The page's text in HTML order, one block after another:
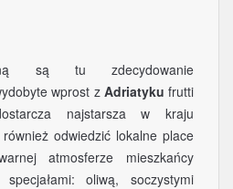
są tu zdecydowanie
wprost z Adriatyku frutti
najstarsza w kraju
odwiedzić lokalne place
atmosferze mieszkańcy
oliwą, soczystymi